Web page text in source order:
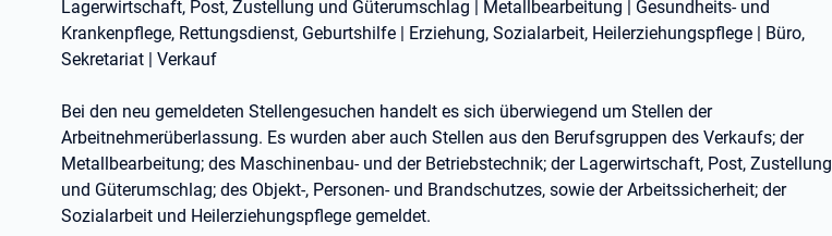
Lagerwirtschaft, Post, Zustellung und Güterumschlag | Metallbearbeitung | Gesundheits- und
Krankenpflege, Rettungsdienst, Geburtshilfe | Erziehung, Sozialarbeit, Heilerziehungspflege | Büro,
Sekretariat | Verkauf
Bei den neu gemeldeten Stellengesuchen handelt es sich überwiegend um Stellen der
Arbeitnehmerüberlassung. Es wurden aber auch Stellen aus den Berufsgruppen des Verkaufs; der
Metallbearbeitung; des Maschinenbau- und der Betriebstechnik; der Lagerwirtschaft, Post, Zustellung
und Güterumschlag; des Objekt-, Personen- und Brandschutzes, sowie der Arbeitssicherheit; der
Sozialarbeit und Heilerziehungspflege gemeldet.